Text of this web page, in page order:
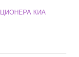
КИА